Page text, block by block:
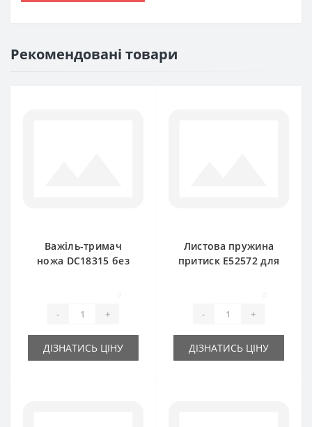
Рекомендовані товари
Важіль-тримач
ножа DC18315 без
- +
ДІЗНАТИСЬ ЦІНУ
Листова пружина
притиск E52572 для
- +
ДІЗНАТИСЬ ЦІНУ